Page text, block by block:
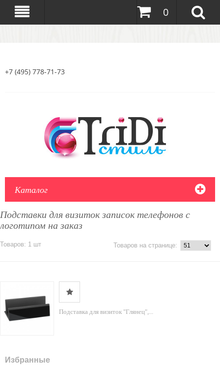
0
+7 (495) 778-71-73
Каталог
Подставки для визиток записок телефонов с
логотипом на заказ
Товаров: 1 шт Товаров на странице:
Подставка для визиток "Глянец",...
Избранные